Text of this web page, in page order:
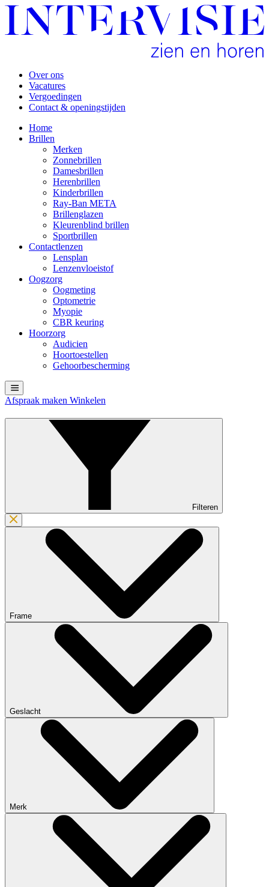
Over ons
Vacatures
Vergoedingen
Contact & openingstijden
Home
Brillen
Merken
Zonnebrillen
Damesbrillen
Herenbrillen
Kinderbrillen
Ray-Ban META
Brillenglazen
Kleurenblind brillen
Sportbrillen
Contactlenzen
Lensplan
Lenzenvloeistof
Oogzorg
Oogmeting
Optometrie
Myopie
CBR keuring
Hoorzorg
Audicien
Hoortoestellen
Gehoorbescherming
Afspraak maken Winkelen
Filteren
Frame
Geslacht
Merk